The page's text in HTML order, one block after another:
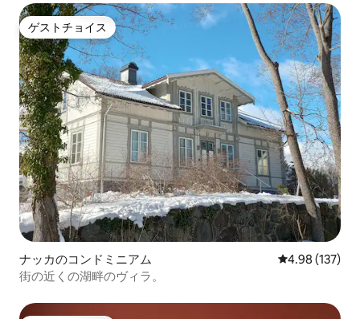
ゲストチョイス
ゲストチョイス
ナッカのコンドミニアム レビュー137
4.98 (137)
街の近くの湖畔のヴィラ。